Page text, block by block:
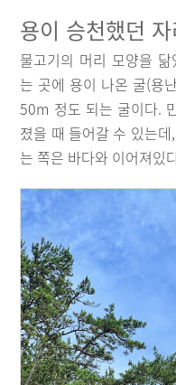
용이 승천했던
물고기의 머리 모양을 닮
는 곳에 용이 나온 굴(용
50m 정도 되는 굴이다.
졌을 때 들어갈 수 있는
는 쪽은 바다와 이어져있